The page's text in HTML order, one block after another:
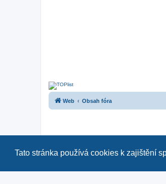
Tato stránka používá cookies k zajištění
Web Obsah fóra